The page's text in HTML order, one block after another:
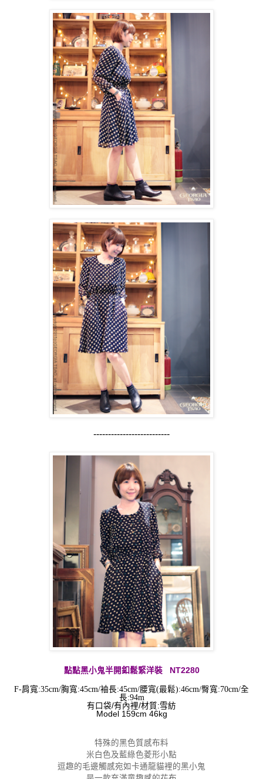
--------------------------
點點黑小鬼半開釦鬆緊洋裝 NT2280
F-肩寬:35cm/胸寬:45cm/袖長:45cm/腰寬(最鬆):46cm/臀寬:70cm/全
長:94m
有口袋/有內裡/材質:雪紡
Model 159cm 46kg
特殊的黑色質感布料
米白色及藍綠色菱形小點
逗趣的毛邊觸感宛如卡通龍貓裡的黑小鬼